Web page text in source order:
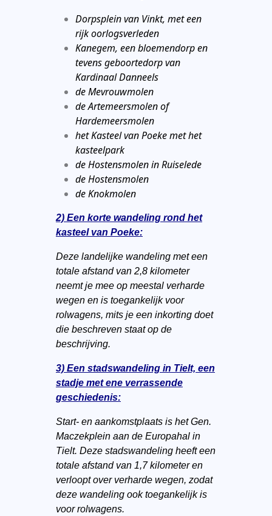
Dorpsplein van Vinkt, met een
rijk oorlogsverleden
Kanegem, een bloemendorp en
tevens geboortedorp van
Kardinaal Danneels
de Mevrouwmolen
de Artemeersmolen of
Hardemeersmolen
het Kasteel van Poeke met het
kasteelpark
de Hostensmolen in Ruiselede
de Hostensmolen
de Knokmolen
2) Een korte wandeling rond het
kasteel van Poeke:
Deze landelijke wandeling met een
totale afstand van 2,8 kilometer
neemt je mee op meestal verharde
wegen en is toegankelijk voor
rolwagens, mits je een inkorting doet
die beschreven staat op de
beschrijving.
3) Een stadswandeling in Tielt, een
stadje met ene verrassende
geschiedenis:
Start- en aankomstplaats is het Gen.
Maczekplein aan de Europahal in
Tielt. Deze stadswandeling heeft een
totale afstand van 1,7 kilometer en
verloopt over verharde wegen, zodat
deze wandeling ook toegankelijk is
voor rolwagens.